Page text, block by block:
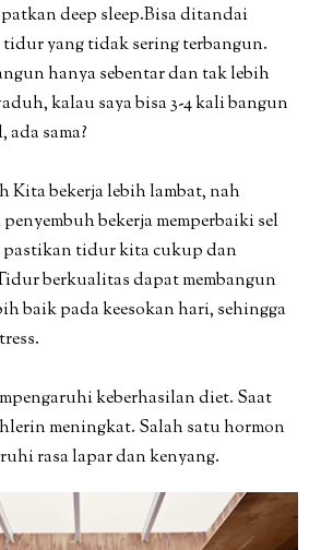
deep sleep.Bisa ditandai
yang tidak sering terbangun.
hanya sebentar dan tak lebih
kalau saya bisa 3-4 kali bangun
ada sama?
Kita bekerja lebih lambat, nah
bekerja memperbaiki sel
pastikan tidur kita cukup dan
berkualitas dapat membangun
baik pada keesokan hari, sehingga
keberhasilan diet. Saat
meningkat. Salah satu hormon
rasa lapar dan kenyang.